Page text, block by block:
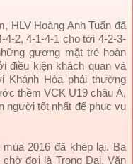
HLV Hoàng Anh Tuấn đã
2, 4-1-4-1 cho tới 4-2-3-
gương mặt trẻ hoàn
điều kiện khách quan và
Khánh Hòa phải thường
thềm VCK U19 châu Á,
người tốt nhất để phục vụ
2016 đã khép lại. Ba
chờ đợi là Trọng Đại, Văn